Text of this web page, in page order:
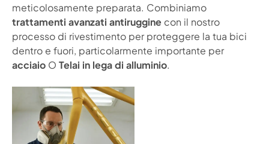
meticolosamente preparata. Combiniamo
trattamenti avanzati antiruggine con il nostro
processo di rivestimento per proteggere la tua bici
dentro e fuori, particolarmente importante per
acciaio O Telai in lega di alluminio.